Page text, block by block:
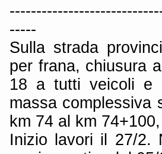
-----
Sulla strada
per frana, chiusura
18 a tutti veicoli e
massa complessiva
km 74 al km
Inizio lavori il 27/2.